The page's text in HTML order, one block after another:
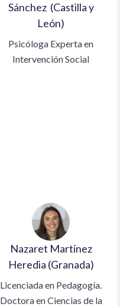
Sánchez (Castilla y
León)
Psicóloga Experta en
Intervención Social
Nazaret Martínez
Heredia (Granada)
Licenciada en Pedagogía.
Doctora en Ciencias de la